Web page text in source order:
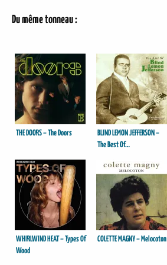
Du même tonneau :
THE DOORS – The Doors
BLIND LEMON JEFFERSON –
The Best Of…
WHIRLWIND HEAT – Types Of
Wood
COLETTE MAGNY – Melocoton